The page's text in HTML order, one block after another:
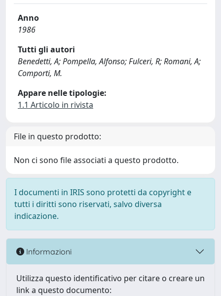
Anno
1986
Tutti gli autori
Benedetti, A; Pompella, Alfonso; Fulceri, R; Romani, A;
Comporti, M.
Appare nelle tipologie:
1.1 Articolo in rivista
File in questo prodotto:
Non ci sono file associati a questo prodotto.
I documenti in IRIS sono protetti da copyright e
tutti i diritti sono riservati, salvo diversa
indicazione.
Informazioni
Utilizza questo identificativo per citare o creare un
link a questo documento: